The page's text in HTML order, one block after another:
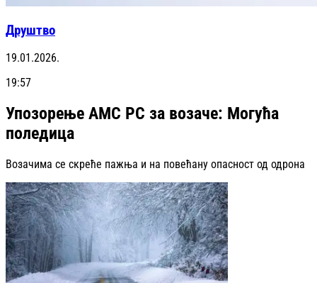
Друштво
19.01.2026.
19:57
Упозорење АМС РС за возаче: Могућа
поледица
Возачима се скреће пажња и на повећану опасност од одрона